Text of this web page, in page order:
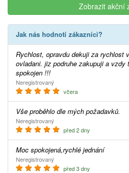
Zobrazit akční
Jak nás hodnotí zákazníci?
Rychlost, opravdu dekuji za rychlost v doruceni dalkoveho
ovladani. jiz podruhe zakupuji a vzdy
spokojen !!!
Neregistrovaný
včera
Vše proběhlo dle mých požadavků.
Neregistrovaný
před 2 dny
Moc spokojená,rychlé jednání
Neregistrovaný
před 3 dny